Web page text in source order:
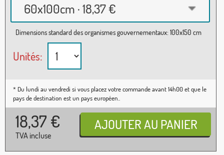
60x100cm · 18,37 €
Dimensions standard des organismes gouvernementaux: 100x150 cm
Unités:
* Du lundi au vendredi si vous placez votre commande avant 14h00 et que le
pays de destination est un pays européen..
18,37 €
TVA incluse